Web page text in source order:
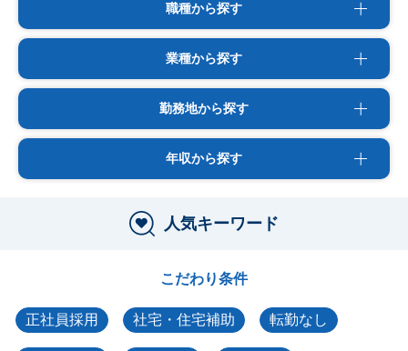
職種から探す
業種から探す
勤務地から探す
年収から探す
人気キーワード
こだわり条件
正社員採用 社宅・住宅補助 転勤なし